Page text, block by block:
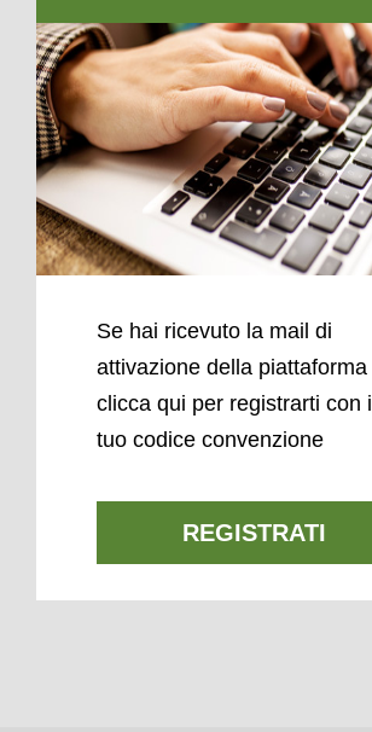
Se hai ricevuto la mail di
attivazione della piattaforma
clicca qui per registrarti con il
tuo codice convenzione
REGISTRATI